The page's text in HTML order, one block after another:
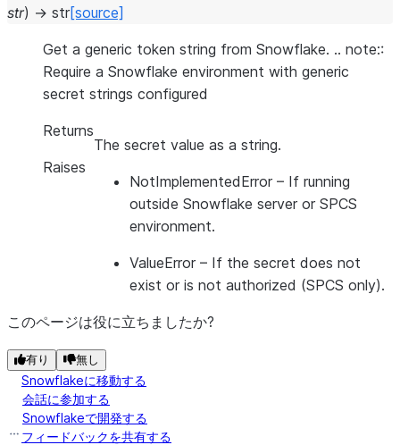
str) → str[source]
Get a generic token string from Snowflake. .. note::
Require a Snowflake environment with generic
secret strings configured
Returns
The secret value as a string.
Raises
NotImplementedError – If running
outside Snowflake server or SPCS
environment.
ValueError – If the secret does not
exist or is not authorized (SPCS only).
このページは役に立ちましたか?
有り 無し
Snowflakeに移動する
会話に参加する
Snowflakeで開発する
フィードバックを共有する